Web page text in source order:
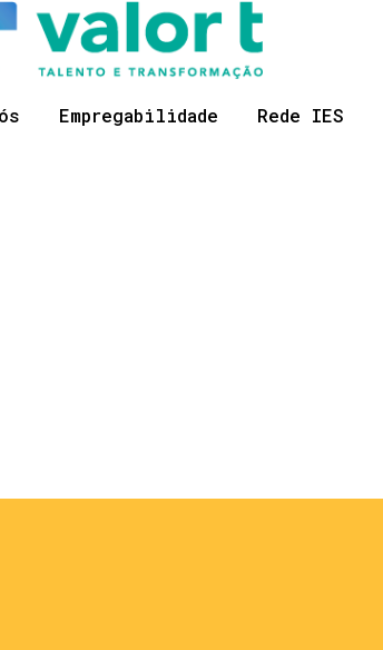
Empregabilidade Rede IES